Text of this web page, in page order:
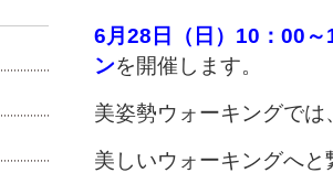
6月28 日（日）10：00
ンを開催します。
美姿勢ウォーキングでは
美しいウォーキングへと